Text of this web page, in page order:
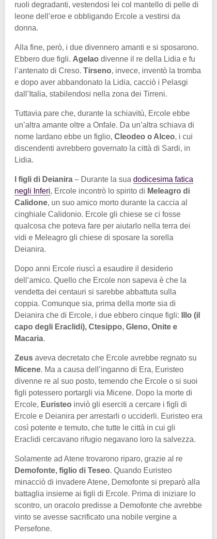
ruoli degradanti, vestendosi lei col mantello di pelle di
leone dell’eroe e obbligando Ercole a vestirsi da
donna.
Alla fine, però, i due divennero amanti e si sposarono.
Ebbero due figli. Agelao divenne il re della Lidia e fu
l’antenato di Creso. Tirseno, invece, inventò la tromba
e dopo aver abbandonato la Lidia, cacciò i Pelasgi
dall’Italia, stabilendosi nella zona dei Tirreni.
Tuttavia pare che, durante la schiavitù, Ercole ebbe
un’altra amante oltre a Onfale. Da un’altra schiava di
nome Iardano ebbe un figlio, Cleodeo o Alceo, i cui
discendenti avrebbero governato la città di Sardi, in
Lidia.
I figli di Deianira – Durante la sua dodicesima fatica
negli Inferi, Ercole incontrò lo spirito di Meleagro di
Calidone, un suo amico morto durante la caccia al
cinghiale Calidonio. Ercole gli chiese se ci fosse
qualcosa che poteva fare per aiutarlo nella terra dei
vidi e Meleagro gli chiese di sposare la sorella
Deianira.
Dopo anni Ercole riuscì a esaudire il desiderio
dell’amico. Quello che Ercole non sapeva è che la
vendetta dei centauri si sarebbe abbattuta sulla
coppia. Comunque sia, prima della morte sia di
Deianira che di Ercole, i due ebbero cinque figli:
Illo (il
capo degli Eraclidi), Ctesippo, Gleno, Onite e
Macaria.
Zeus aveva decretato che Ercole avrebbe regnato su
Micene. Ma a causa dell’inganno di Era, Euristeo
divenne re al suo posto, temendo che Ercole o si suoi
figli potessero portargli via Micene. Dopo la morte di
Ercole, Euristeo inviò gli eserciti a cercare i figli di
Ercole e Deianira per arrestarli o ucciderli. Euristeo era
così potente e temuto, che tutte le città in cui gli
Eraclidi cercavano rifugio negavano loro la salvezza.
Solamente ad Atene trovarono riparo, grazie al re
Demofonte, figlio di Teseo. Quando Euristeo
minacciò di invadere Atene, Demofonte si preparò alla
battaglia insieme ai figli di Ercole. Prima di iniziare lo
scontro, un oracolo predisse a Demofonte che avrebbe
vinto se avesse sacrificato una nobile vergine a
Persefone.